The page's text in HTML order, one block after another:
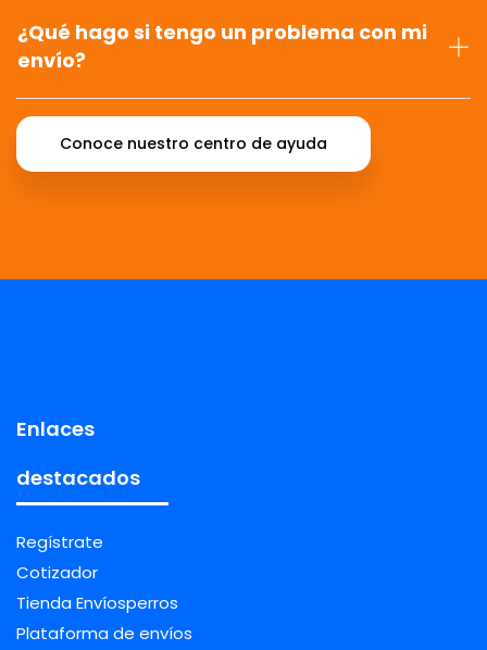
¿Qué hago si tengo un problema con mi
envío?
Conoce nuestro centro de ayuda
Enlaces
destacados
Regístrate
Cotizador
Tienda Envíosperros
Plataforma de envíos